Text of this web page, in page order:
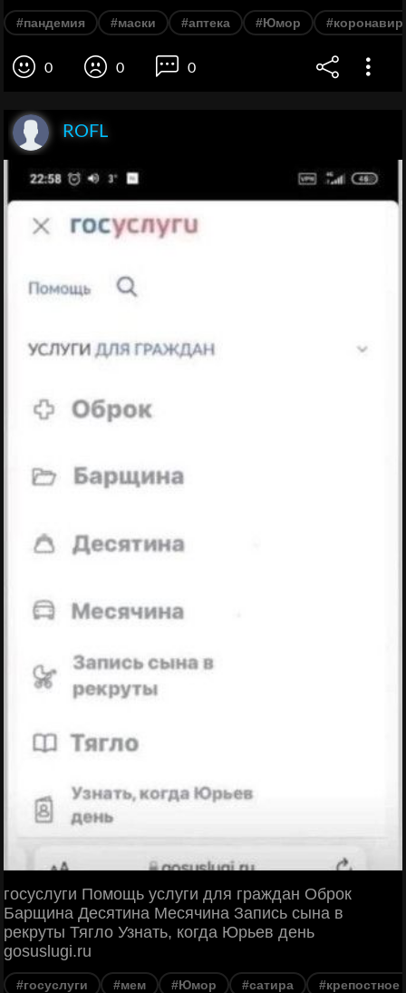
#пандемия #маски #аптека #Юмор
0 0 0
ROFL
госуслуги Помощь услуги для граждан Оброк
Барщина Десятина Месячина Запись сына в
рекруты Тягло Узнать, когда Юрьев день
gosuslugi.ru
#госуслуги #мем #Юмор #сатира #крепостное